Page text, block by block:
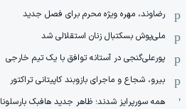
رضاوند، مهره ویژه محرم برای فصل جدید
ملی‌پوش بسکتبال زنان استقلالی شد
پورعلی‌گنجی در آستانه توافق با یک تیم خارجی
بیرو، شجاع و ماجرای بازوبند کاپیتانی تراکتور
همه سورپرایز شدند؛ ظاهر جدید هافبک بارسلونا